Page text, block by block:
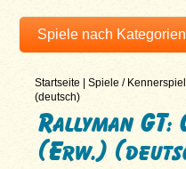
Startseite |Spiele /
(deutsch)
Rallyman GT:
(Erw.)